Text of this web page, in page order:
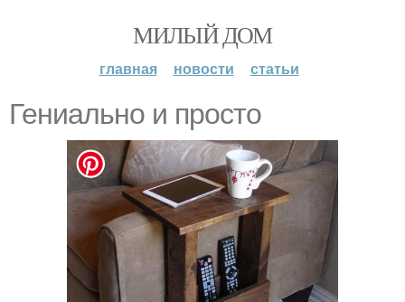
МИЛЫЙ ДОМ
главная новости статьи
Гениально и просто